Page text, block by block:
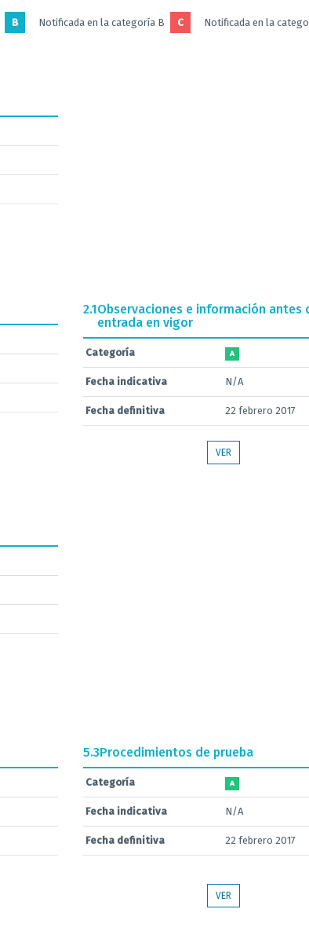
B Notificada en la categoría B C Notificada en la
2.1Observaciones e información antes
entrada en vigor
Categoría A
Fecha indicativa N/A
Fecha definitiva 22 febrero 2017
VER
5.3Procedimientos de prueba
Categoría A
Fecha indicativa N/A
Fecha definitiva 22 febrero 2017
VER